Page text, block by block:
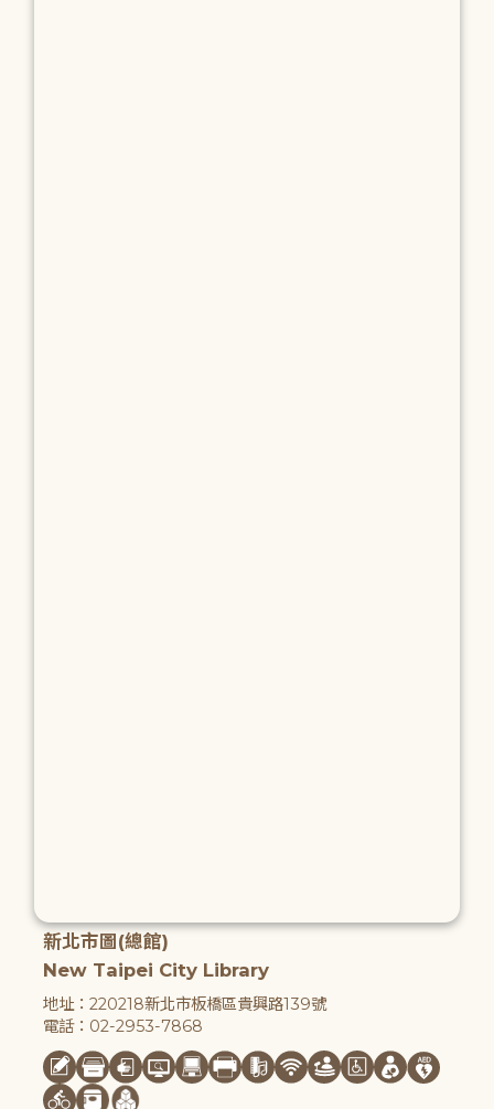
新北市圖(總館)
New Taipei City Library
地址：220218新北市板橋區貴興路139號
電話：02-2953-7868